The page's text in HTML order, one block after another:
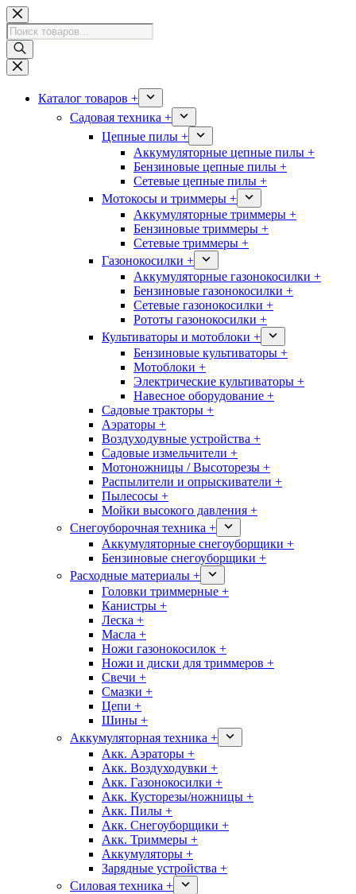
Перейти
к
сути
Поиск
товаров
Каталог товаров +
Садовая техника +
Цепные пилы +
Аккумуляторные цепные пилы +
Бензиновые цепные пилы +
Сетевые цепные пилы +
Мотокосы и триммеры +
Аккумуляторные триммеры +
Бензиновые триммеры +
Сетевые триммеры +
Газонокосилки +
Аккумуляторные газонокосилки +
Бензиновые газонокосилки +
Сетевые газонокосилки +
Рототы газонокосилки +
Культиваторы и мотоблоки +
Бензиновые культиваторы +
Мотоблоки +
Электрические культиваторы +
Навесное оборудование +
Садовые тракторы +
Аэраторы +
Воздуходувные устройства +
Садовые измельчители +
Мотоножницы / Высоторезы +
Распылители и опрыскиватели +
Пылесосы +
Мойки высокого давления +
Снегоуборочная техника +
Аккумуляторные снегоуборщики +
Бензиновые снегоуборщики +
Расходные материалы +
Головки триммерные +
Канистры +
Леска +
Масла +
Ножи газонокосилок +
Ножи и диски для триммеров +
Свечи +
Смазки +
Цепи +
Шины +
Аккумуляторная техника +
Акк. Аэраторы +
Акк. Воздуходувки +
Акк. Газонокосилки +
Акк. Кусторезы/ножницы +
Акк. Пилы +
Акк. Снегоуборщики +
Акк. Триммеры +
Аккумуляторы +
Зарядные устройства +
Силовая техника +